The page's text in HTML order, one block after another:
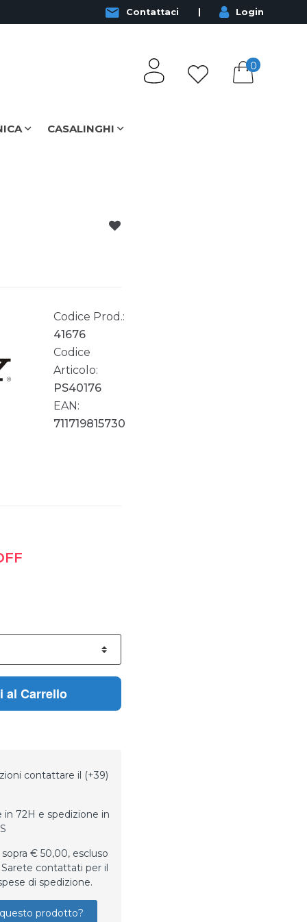
Contattaci Login
0
CASALINGHI
Codice Prod.:
41676
Codice
Articolo:
PS40176
EAN:
711719815730
Carrello
contattare il (+39)
72H e spedizione in
€ 50,00, escluso
contattati per il
di spedizione.
prodotto?